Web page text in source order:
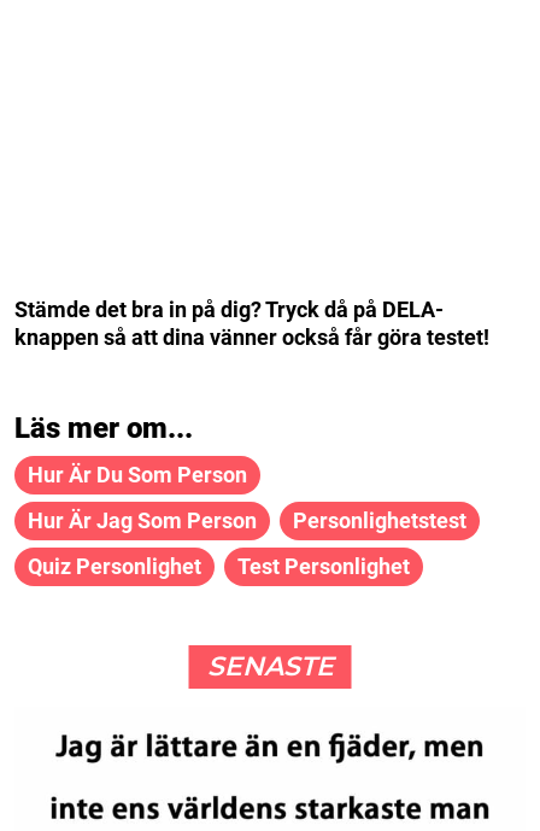
Stämde det bra in på dig? Tryck då på DELA-
knappen så att dina vänner också får göra testet!
Läs mer om...
Hur Är Du Som Person
Hur Är Jag Som Person
Personlighetstest
Quiz Personlighet
Test Personlighet
SENASTE